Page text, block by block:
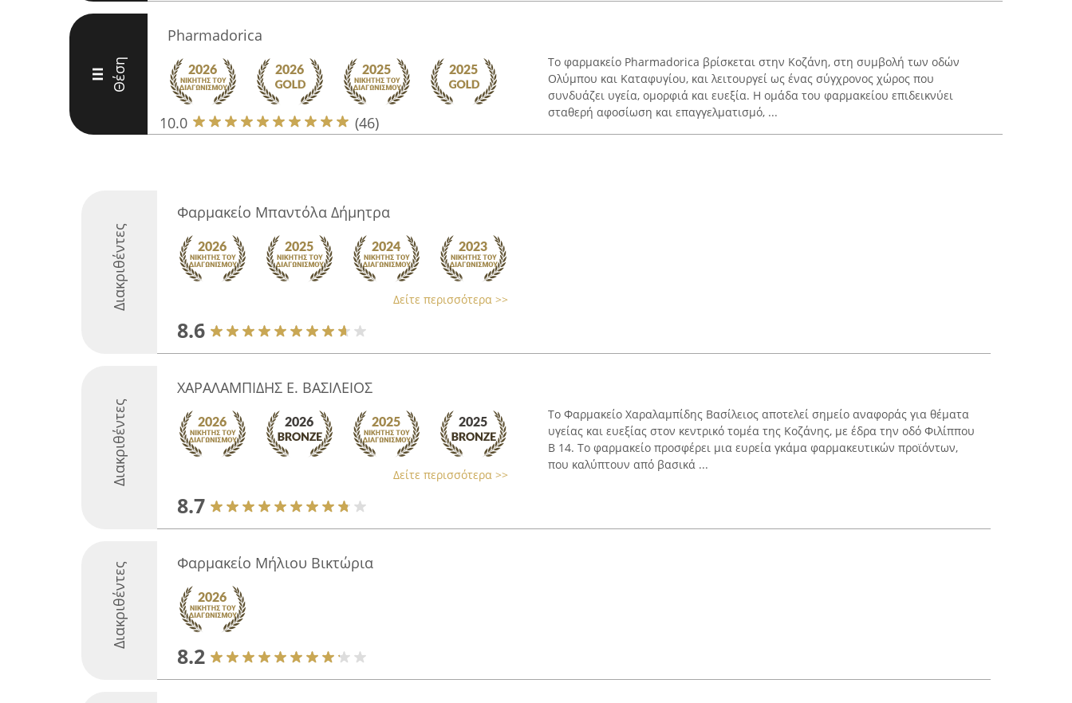
III Θέση
Pharmadorica
10.0 (46)
Το φαρμακείο Pharmadorica βρίσκεται στην Κοζάνη, στη συμβολή των οδών
Ολύμπου και Καταφυγίου, και λειτουργεί ως ένας σύγχρονος χώρος που
συνδυάζει υγεία, ομορφιά και ευεξία. Η ομάδα του φαρμακείου επιδεικνύει
σταθερή αφοσίωση και επαγγελματισμό, ...
Διακριθέντες
Φαρμακείο Μπαντόλα Δήμητρα
Δείτε περισσότερα >>
8.6
Διακριθέντες
ΧΑΡΑΛΑΜΠΙΔΗΣ Ε. ΒΑΣΙΛΕΙΟΣ
Δείτε περισσότερα >>
8.7
Το Φαρμακείο Χαραλαμπίδης Βασίλειος αποτελεί σημείο αναφοράς για θέματα
υγείας και ευεξίας στον κεντρικό τομέα της Κοζάνης, με έδρα την οδό Φιλίππου
Β 14. Το φαρμακείο προσφέρει μια ευρεία γκάμα φαρμακευτικών προϊόντων,
που καλύπτουν από βασικά ...
Διακριθέντες Φαρμακείο Μήλιου Βικτώρια
8.2